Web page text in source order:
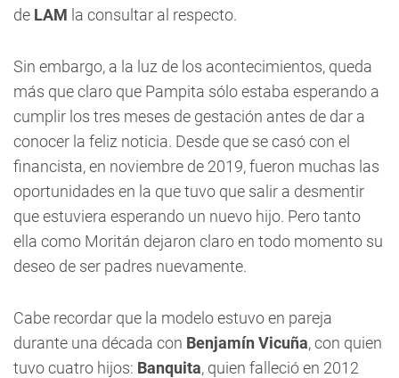
de LAM la consultar al respecto.
Sin embargo, a la luz de los acontecimientos, queda
más que claro que Pampita sólo estaba esperando a
cumplir los tres meses de gestación antes de dar a
conocer la feliz noticia. Desde que se casó con el
financista, en noviembre de 2019, fueron muchas las
oportunidades en la que tuvo que salir a desmentir
que estuviera esperando un nuevo hijo. Pero tanto
ella como Moritán dejaron claro en todo momento su
deseo de ser padres nuevamente.
Cabe recordar que la modelo estuvo en pareja
durante una década con Benjamín Vicuña, con quien
tuvo cuatro hijos: Banquita, quien falleció en 2012